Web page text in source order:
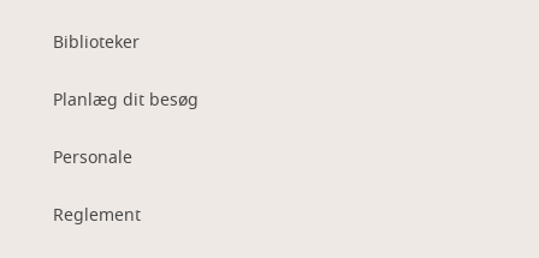
Biblioteker
Planlæg dit besøg
Personale
Reglement